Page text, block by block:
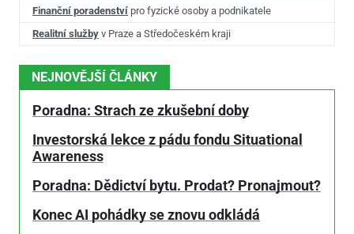
Finanční poradenství pro fyzické osoby a podnikatele
Realitní služby v Praze a Středočeském kraji
NEJNOVĚJŠÍ ČLÁNKY
Poradna: Strach ze zkušební doby
Investorská lekce z pádu fondu Situational
Awareness
Poradna: Dědictví bytu. Prodat? Pronajmout?
Konec AI pohádky se znovu odkládá